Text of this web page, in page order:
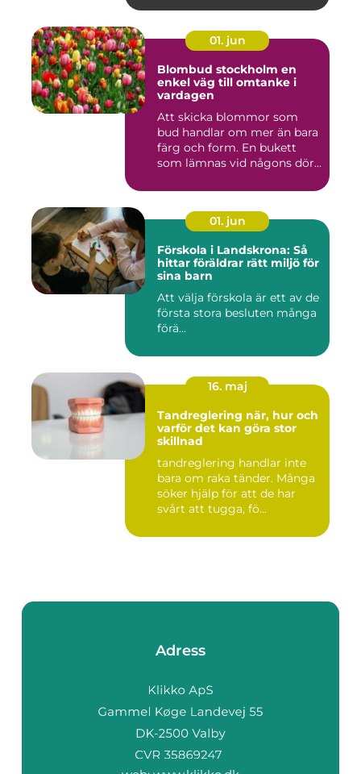
01. jun
Blombud stockholm en
enkel väg till omtanke i
vardagen
Att skicka blommor som
bud handlar om mer än bara
färg och form. En bukett
som lämnas vid någons dör...
01. jun
Förskola i Landskrona: Så
hittar föräldrar rätt miljö för
sina barn
Att välja förskola är ett av de
första stora besluten många
förä...
16. maj
Tandreglering när, hur och
varför det kan göra stor
skillnad
tandreglering handlar inte
bara om raka tänder. Många
söker hjälp för att de har
svårt att tugga, fö...
Adress